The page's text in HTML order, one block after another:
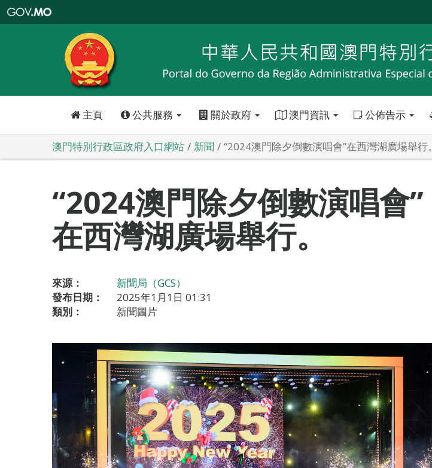
特
政
區
政
口
主頁 公共服務 關於政府 澳門資訊 公佈告示
澳門特別行政區政府入口網站 新聞 “2024澳門除夕倒數演唱會”在西灣湖廣場舉行。
“2024澳門除夕倒數演唱會”
在西灣湖廣場舉行。
來源：
新聞局（GCS）
發布日期：
2025年1月1日 01:31
類別：
新聞圖片